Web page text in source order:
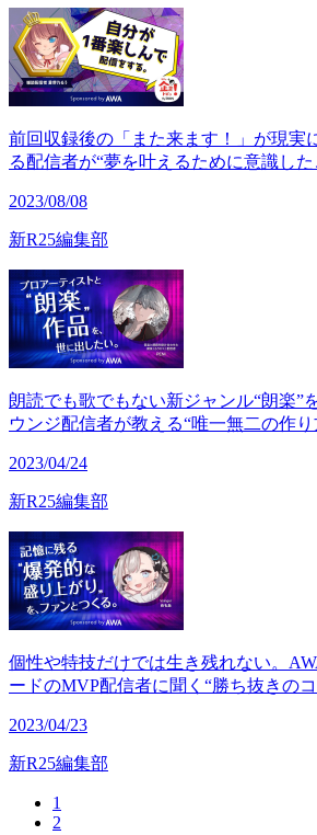
前回収録後の「また来ます！」が現実
る配信者が“夢を叶えるために意識した
2023/08/08
新R25編集部
朗読でも歌でもない新ジャンル“朗楽”
ウンジ配信者が教える“唯一無二の作り
2023/04/24
新R25編集部
個性や特技だけでは生き残れない。
ードのMVP配信者に聞く“勝ち抜きの
2023/04/23
新R25編集部
1
2